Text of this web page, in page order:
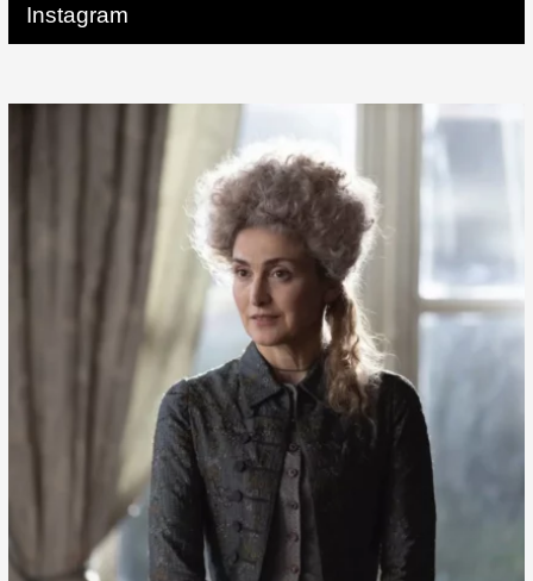
Instagram